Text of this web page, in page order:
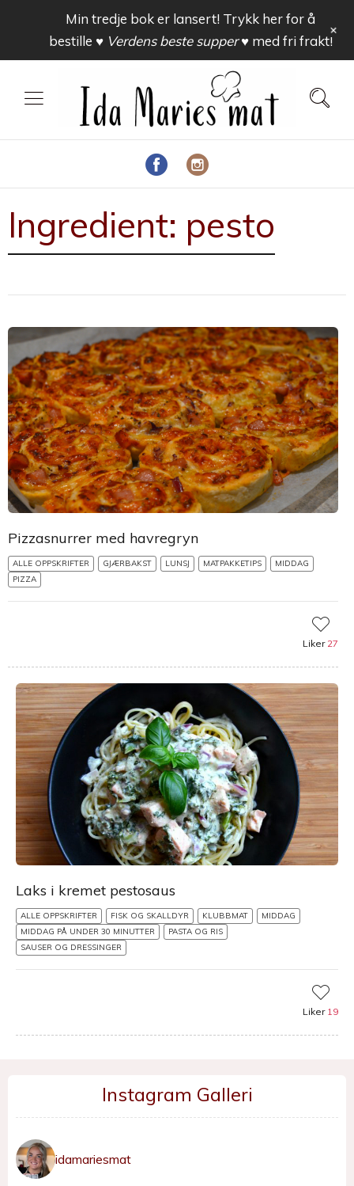
Ingredient: pesto
Pizzasnurrer med havregryn
ALLE OPPSKRIFTER GJÆRBAKST LUNSJ MATPAKKETIPS
MIDDAG
PIZZA
Liker 27
Laks i kremet pestosaus
ALLE OPPSKRIFTER FISK OG SKALLDYR KLUBBMAT
MIDDAG
MIDDAG PÅ UNDER 30 MINUTTER
PASTA OG RIS
SAUSER OG DRESSINGER
Liker 19
Instagram Galleri
idamariesmat
Min tredje bok er lansert! Trykk her for å
bestille ♥ Verdens beste supper ♥med fri frakt!
+